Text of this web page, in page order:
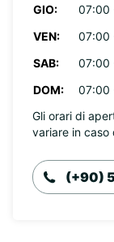
GIO:
07:00
VEN:
07:00
SAB:
07:00
DOM:
07:00
Gli orari di
variare in caso
(+90)